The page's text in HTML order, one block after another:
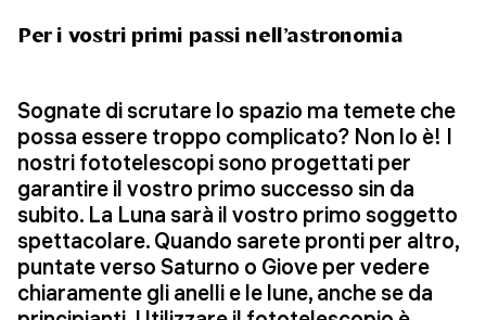
Per i vostri primi passi nell’astronomia
Sognate di scrutare lo spazio ma temete che
possa essere troppo complicato? Non lo è! I
nostri fototelescopi sono progettati per
garantire il vostro primo successo sin da
subito. La Luna sarà il vostro primo soggetto
spettacolare. Quando sarete pronti per altro,
puntate verso Saturno o Giove per vedere
chiaramente gli anelli e le lune, anche se da